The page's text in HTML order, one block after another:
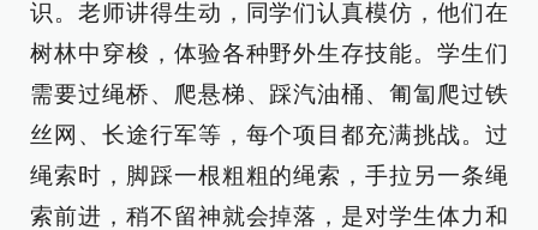
识。老师讲得生动，同学们认真模仿，他们在
树林中穿梭，体验各种野外生存技能。学生们
需要过绳桥、爬悬梯、踩汽油桶、匍匐爬过铁
丝网、长途行军等，每个项目都充满挑战。过
绳索时，脚踩一根粗粗的绳索，手拉另一条绳
索前进，稍不留神就会掉落，是对学生体力和